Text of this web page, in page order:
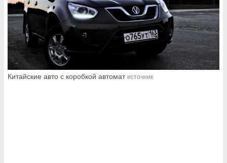
Китайские авто с коробкой автомат источник